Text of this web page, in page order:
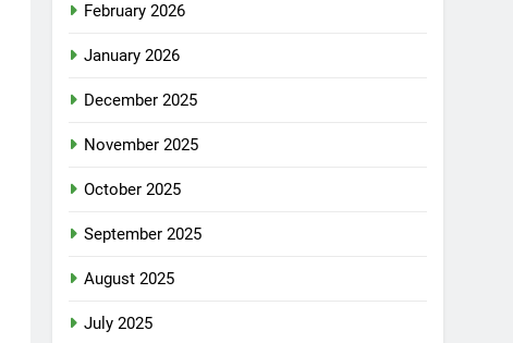
February 2026
January 2026
December 2025
November 2025
October 2025
September 2025
August 2025
July 2025